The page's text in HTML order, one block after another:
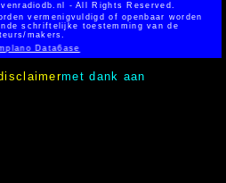
- All Rights Reserved.
vermenigvuldigd of openbaar worden
schriftelijke toestemming van de
makers.
Data6ase
met dank aan